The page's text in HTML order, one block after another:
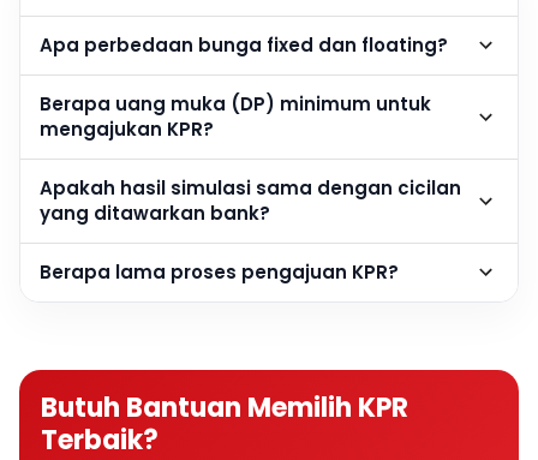
Apa perbedaan bunga fixed dan floating?
Berapa uang muka (DP) minimum untuk
mengajukan KPR?
Apakah hasil simulasi sama dengan cicilan
yang ditawarkan bank?
Berapa lama proses pengajuan KPR?
Butuh Bantuan Memilih KPR
Terbaik?